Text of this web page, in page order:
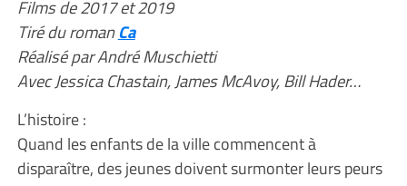
Films de 2017 et 2019
Tiré du romanCa
Réalisé par André Muschietti
Avec Jessica Chastain, James McAvoy, Bill Hader…
L’histoire :
Quand les enfants de la ville commencent à
disparaître, des jeunes doivent surmonter leurs peurs